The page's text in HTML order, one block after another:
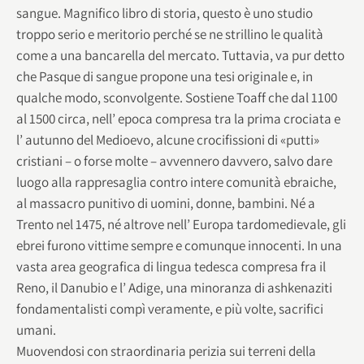
sangue. Magnifico libro di storia, questo è uno studio
troppo serio e meritorio perché se ne strillino le qualità
come a una bancarella del mercato. Tuttavia, va pur detto
che Pasque di sangue propone una tesi originale e, in
qualche modo, sconvolgente. Sostiene Toaff che dal 1100
al 1500 circa, nell’ epoca compresa tra la prima crociata e
l’ autunno del Medioevo, alcune crocifissioni di «putti»
cristiani – o forse molte – avvennero davvero, salvo dare
luogo alla rappresaglia contro intere comunità ebraiche,
al massacro punitivo di uomini, donne, bambini. Né a
Trento nel 1475, né altrove nell’ Europa tardomedievale, gli
ebrei furono vittime sempre e comunque innocenti. In una
vasta area geografica di lingua tedesca compresa fra il
Reno, il Danubio e l’ Adige, una minoranza di ashkenaziti
fondamentalisti compì veramente, e più volte, sacrifici
umani.
Muovendosi con straordinaria perizia sui terreni della